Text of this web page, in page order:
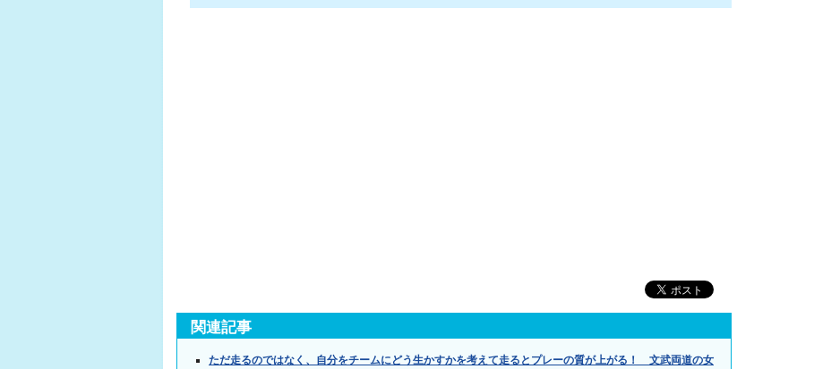
関連記事
ただ走るのではなく、自分をチームにどう生かすかを考えて走るとプレーの質が上がる！ 文武両道の女